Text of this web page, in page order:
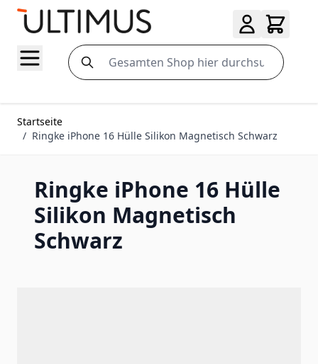
Zum Inhalt springen
Search
Startseite
/ Ringke iPhone 16 Hülle Silikon Magnetisch Schwarz
Ringke iPhone 16 Hülle
Silikon Magnetisch
Schwarz